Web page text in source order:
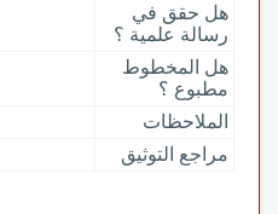
هل حقق في
رسالة علمية ؟
هل المخطوط
مطبوع ؟
الملاحظات
مراجع التوثيق